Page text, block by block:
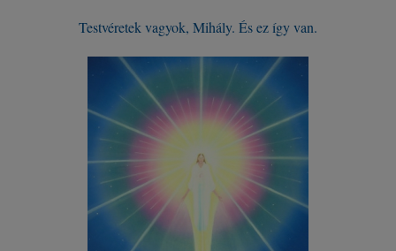
Testvéretek vagyok, Mihály. És ez így van.